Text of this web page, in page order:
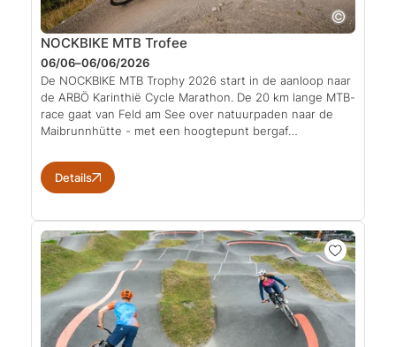
NOCKBIKE MTB Trofee
06/06–06/06/2026
De NOCKBIKE MTB Trophy 2026 start in de aanloop naar
de ARBÖ Karinthië Cycle Marathon. De 20 km lange MTB-
race gaat van Feld am See over natuurpaden naar de
Maibrunnhütte - met een hoogtepunt bergaf…
Details